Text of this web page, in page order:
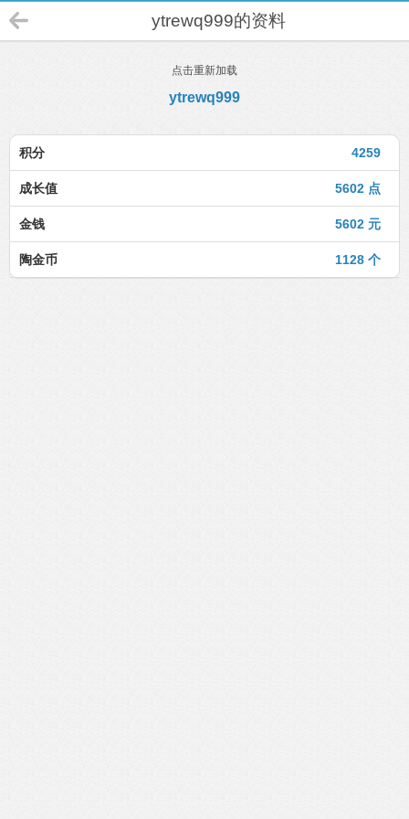
ytrewq999的资料
点击重新加载
ytrewq999
4259
积分
5602 点
成长值
5602 元
金钱
1128 个
陶金币